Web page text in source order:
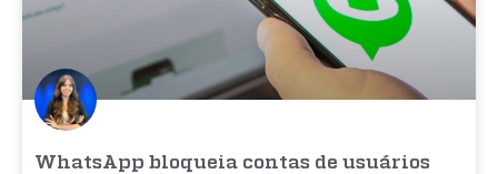
WhatsApp bloqueia contas de usuários